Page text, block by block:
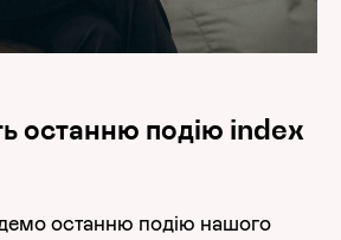
останню подію index
останню подію нашого